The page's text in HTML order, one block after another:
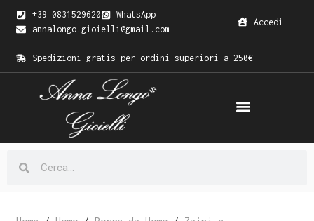
+39 0831529620
WhatsApp
annalongo.gioielli@gmail.com
Accedi
Spedizioni gratis per ordini superiori a 250€